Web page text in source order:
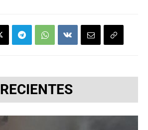
RECIENTES